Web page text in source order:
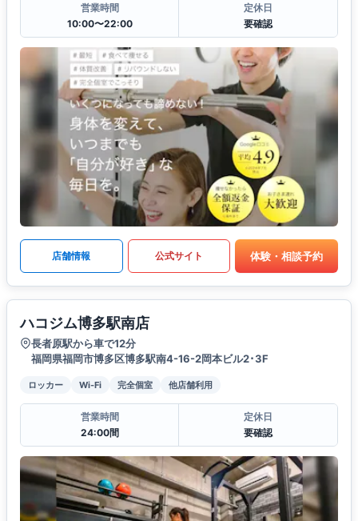
営業時間
10:00〜22:00
定休日
要確認
店舗情報 公式サイト 体験・相談予約
ハコジム博多駅南店
長者原駅から車で12分
福岡県福岡市博多区博多駅南4-16-2岡本ビル2･3F
ロッカー Wi-Fi 完全個室 他店舗利用
営業時間
24:00間
定休日
要確認